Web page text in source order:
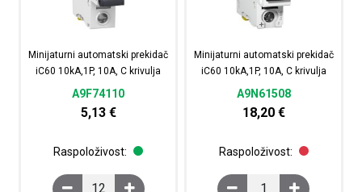
Minijaturni automatski prekidač
iC60 10kA,1P, 10A, C krivulja
A9F74110
5,13 €
Raspoloživost:
Minijaturni automatski prekidač iC60 10kA,1P, 10A, C
Minijaturni automatski prekidač
iC60 10kA,1P, 10A, C krivulja
A9N61508
18,20 €
Raspoloživost:
Minijaturni